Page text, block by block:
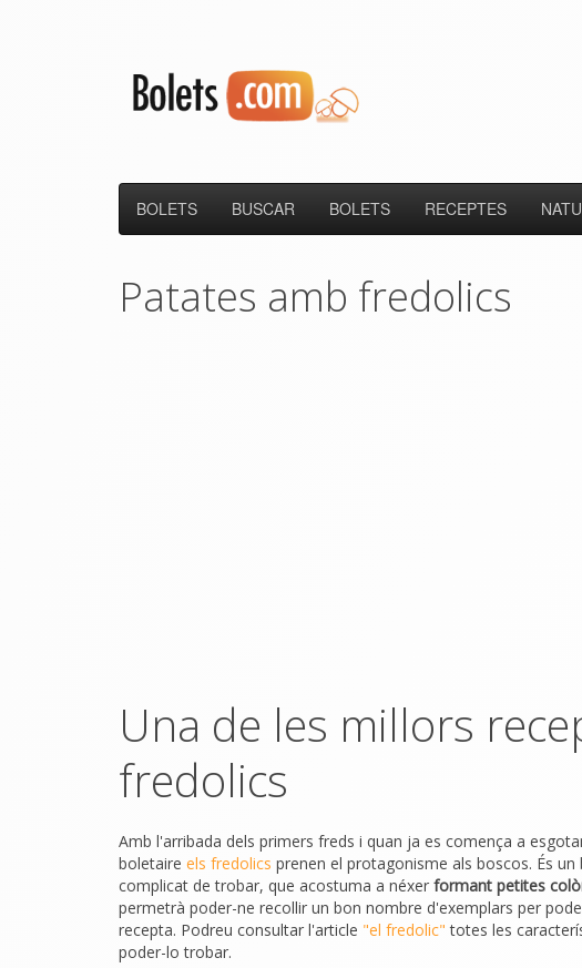
BOLETS BUSCAR BOLETS RECEPTES
Patates amb fredolics
Una de les millors
fredolics
Amb l'arribada dels primers freds i quan ja es comença a
boletaire els fredolics prenen el protagonisme als boscos. És
complicat de trobar, que acostuma a néxer formant petites
permetrà poder-ne recollir un bon nombre d'exemplars per
recepta. Podreu consultar l'article "el fredolic" totes les
poder-lo trobar.